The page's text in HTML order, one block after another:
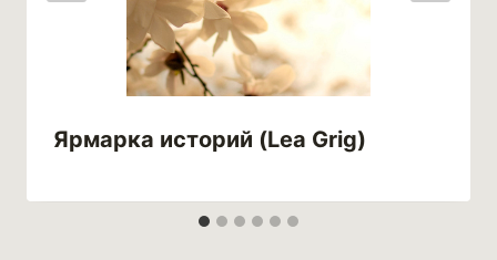
Ярмарка историй (Lea Grig)